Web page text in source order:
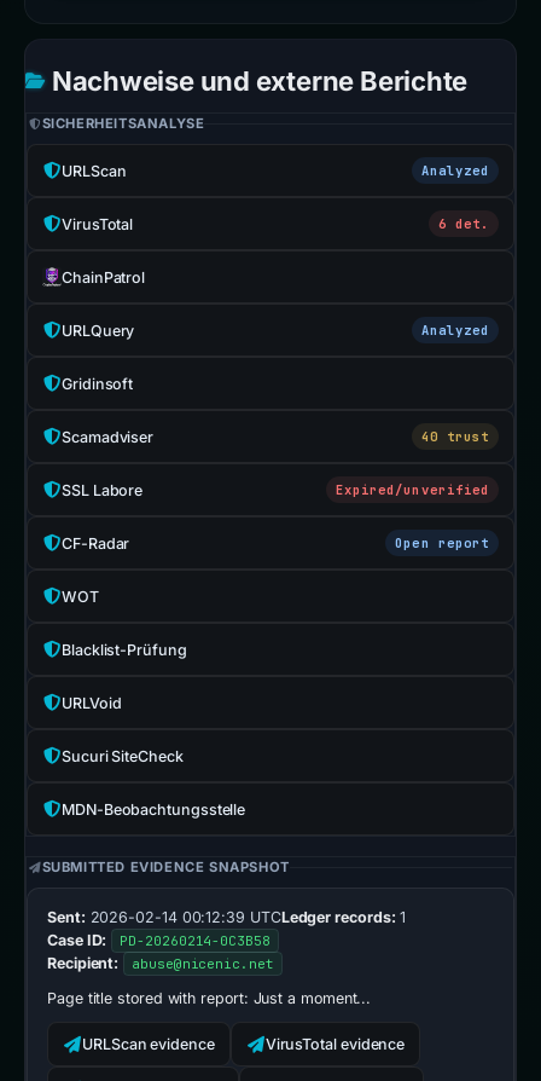
Nachweise und externe Berichte
SICHERHEITSANALYSE
URLScan Analyzed
VirusTotal 6 det.
ChainPatrol
URLQuery Analyzed
Gridinsoft
Scamadviser 40 trust
SSL Labore Expired/unverified
CF-Radar Open report
WOT
Blacklist-Prüfung
URLVoid
Sucuri SiteCheck
MDN-Beobachtungsstelle
SUBMITTED EVIDENCE SNAPSHOT
Sent: 2026-02-14 00:12:39 UTCLedger records: 1
Case ID:
PD-20260214-0C3B58
Recipient: abuse@nicenic.net
Page title stored with report: Just a moment...
URLScan evidence VirusTotal evidence